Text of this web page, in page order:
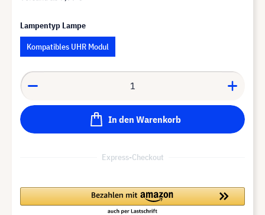
Lampentyp Lampe
Kompatibles UHR Modul
In den Warenkorb
Express-Checkout